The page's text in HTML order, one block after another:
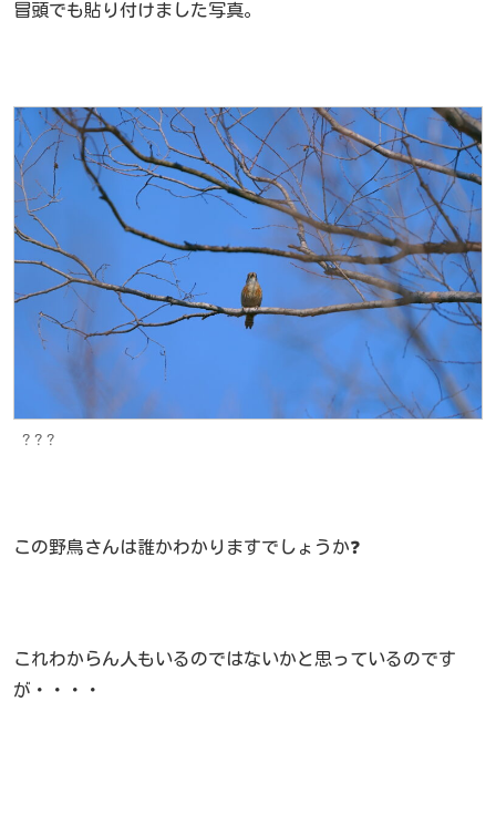
冒頭でも貼り付けました写真。
？？？
この野鳥さんは誰かわかりますでしょうか❓
これわからん人もいるのではないかと思っているのです
が・・・・